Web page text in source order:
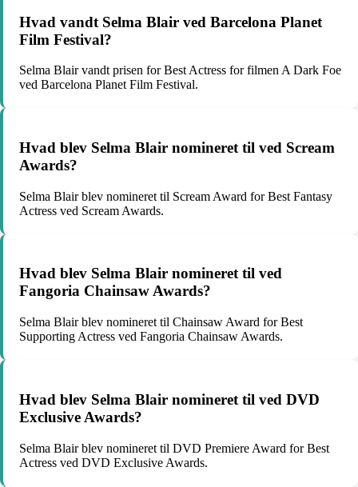
Hvad vandt Selma Blair ved Barcelona Planet
Film Festival?
Selma Blair vandt prisen for Best Actress for filmen A Dark Foe
ved Barcelona Planet Film Festival.
Hvad blev Selma Blair nomineret til ved Scream
Awards?
Selma Blair blev nomineret til Scream Award for Best Fantasy
Actress ved Scream Awards.
Hvad blev Selma Blair nomineret til ved
Fangoria Chainsaw Awards?
Selma Blair blev nomineret til Chainsaw Award for Best
Supporting Actress ved Fangoria Chainsaw Awards.
Hvad blev Selma Blair nomineret til ved DVD
Exclusive Awards?
Selma Blair blev nomineret til DVD Premiere Award for Best
Actress ved DVD Exclusive Awards.